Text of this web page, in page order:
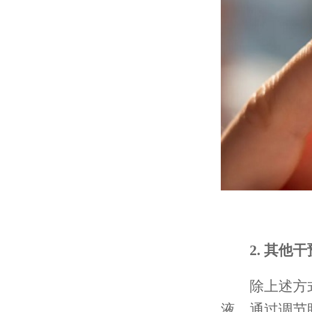
2. 其他干
除上述方式